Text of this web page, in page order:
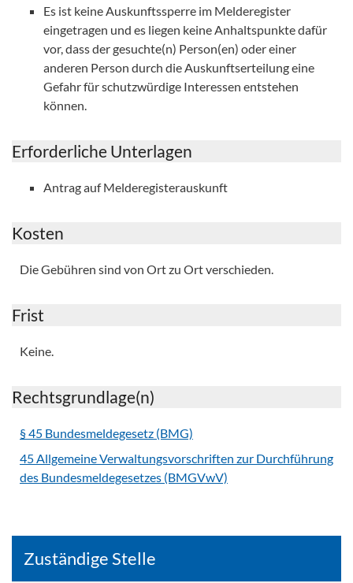
Es ist keine Auskunftssperre im Melderegister
eingetragen und es liegen keine Anhaltspunkte dafür
vor, dass der gesuchte(n) Person(en) oder einer
anderen Person durch die Auskunftserteilung eine
Gefahr für schutzwürdige Interessen entstehen
können.
Erforderliche Unterlagen
Antrag auf Melderegisterauskunft
Kosten
Die Gebühren sind von Ort zu Ort verschieden.
Frist
Keine.
Rechtsgrundlage(n)
§ 45 Bundesmeldegesetz (BMG)
45 Allgemeine Verwaltungsvorschriften zur Durchführung
des Bundesmeldegesetzes (BMGVwV)
Zuständige Stelle